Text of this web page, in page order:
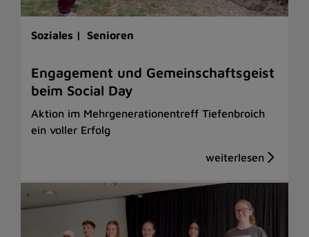
Soziales | Senioren
Engagement und Gemeinschaftsgeist
beim Social Day
Aktion im Mehrgenerationentreff Tiefenbroich
ein voller Erfolg